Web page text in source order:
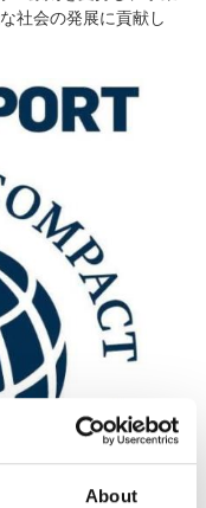
About
社会の発展に貢献し